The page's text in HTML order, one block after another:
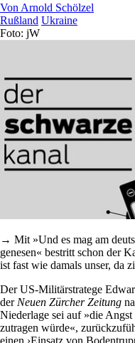
Von Arnold Schölzel
Rußland Ukraine
Foto: jW
→ Mit »Und es mag am
genesen« bestritt schon der
ist fast wie damals unser, da
Der US-Militärstratege
der Neuen Zürcher Zeitung
Niederlage sei auf »die
zutragen würde«,
einen ›Einsatz von